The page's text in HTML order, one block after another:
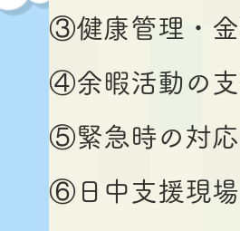
③健康管理・
④余暇活動の
⑤緊急時の対応
⑥日中支援現場